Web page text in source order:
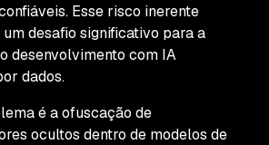
Esse risco inerente
desafio significativo para a
desenvolvimento com IA
dados.
é a ofuscação de
ocultos dentro de modelos de